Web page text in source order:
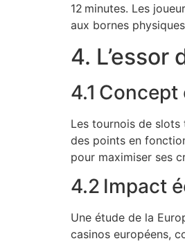
12 minutes. Les
aux bornes
4.
4.1
Les tournois de slots
des points en
pour maximiser ses
4.2 Impact
Une étude de la
casinos européens,